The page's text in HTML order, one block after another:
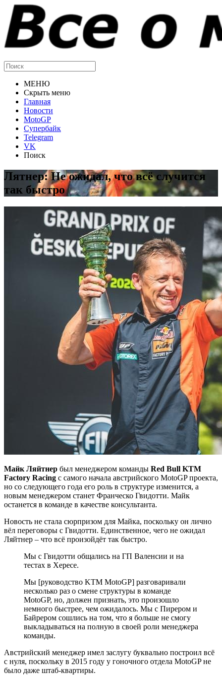
МЕНЮ
Скрыть меню
Главная
Новости
MotoGP
Супербайк
Telegram
VK
Поиск
Лятнер: Не ожидал, что всё случится
так быстро
Майк Ляйтнер был менеджером команды Red Bull KTM
Factory Racing с самого начала австрийского MotoGP проекта,
но со следующего года его роль в структуре изменится, а
новым менеджером станет Франческо Гвидотти. Майк
останется в команде в качестве консультанта.
Новость не стала сюрпризом для Майка, поскольку он лично
вёл переговоры с Гвидотти. Единственное, чего не ожидал
Ляйтнер – что всё произойдёт так быстро.
Мы с Гвидотти общались на ГП Валенсии и на
тестах в Хересе.
Мы [руководство KTM MotoGP] разговаривали
несколько раз о смене структуры в команде
MotoGP, но, должен признать, это произошло
немного быстрее, чем ожидалось. Мы с Пирером и
Байрером сошлись на том, что я больше не смогу
выкладываться на полную в своей роли менеджера
команды.
Австрийский менеджер имел заслугу буквально построил всё
с нуля, поскольку в 2015 году у гоночного отдела MotoGP не
было даже штаб-квартиры.